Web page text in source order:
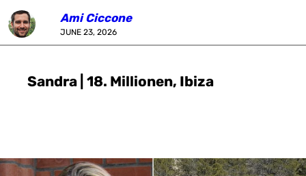
Ami Ciccone
JUNE 23, 2026
Sandra | 18. Millionen, Ibiza